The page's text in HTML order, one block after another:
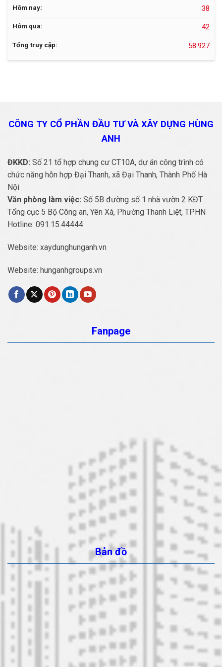
Hôm nay: 38
Hôm qua: 42
Tổng truy cập: 58.927
CÔNG TY CỔ PHẦN ĐẦU TƯ VÀ XÂY DỰNG HÙNG
ANH
ĐKKD: Số 21 tổ hợp chung cư CT10A, dự án công trình có
chức năng hỗn hợp Đại Thanh, xã Đại Thanh, Thành Phố Hà
Nội
Văn phòng làm việc: Số 5B đường số 1 nhà vườn 2 KĐT
Tổng cục 5 Bộ Công an, Yên Xá, Phường Thanh Liệt, TPHN
Hotline: 091.15.44444
Website: xaydunghunganh.vn
Website: hunganhgroups.vn
Fanpage
Bản đồ